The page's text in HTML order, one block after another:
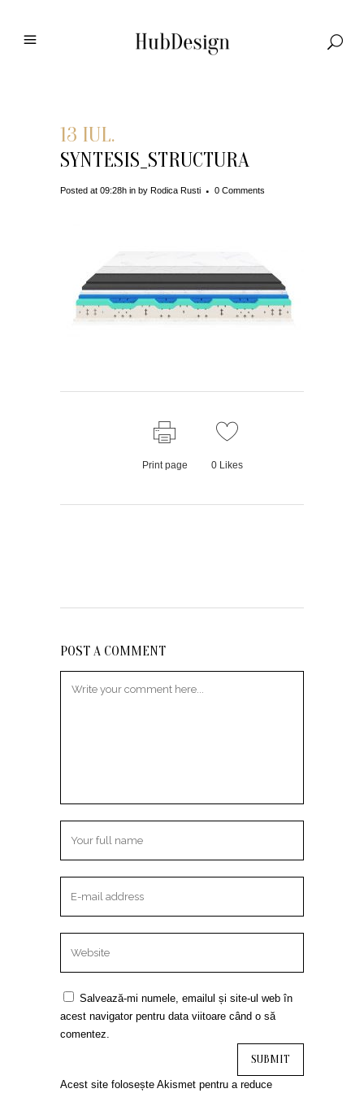
13 IUL.
SYNTESIS_STRUCTURA
Posted at 09:28h in by Rodica Rusti 0 Comments
Print page 0Likes
POST A COMMENT
Salvează-mi numele, emailul și site-ul web în
acest navigator pentru data viitoare când o să
comentez.
Acest site folosește Akismet pentru a reduce